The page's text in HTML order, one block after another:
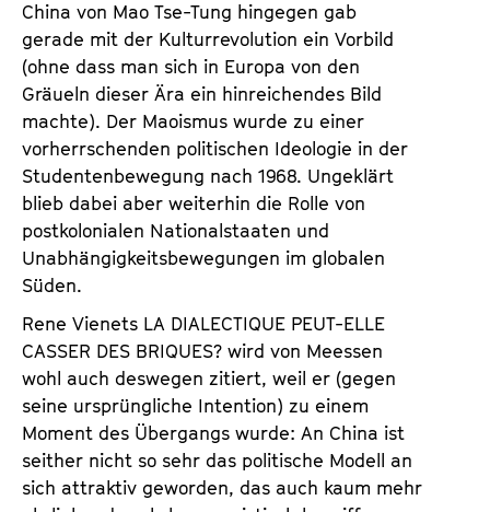
China von Mao Tse-Tung hingegen gab
gerade mit der Kulturrevolution ein Vorbild
(ohne dass man sich in Europa von den
Gräueln dieser Ära ein hinreichendes Bild
machte). Der Maoismus wurde zu einer
vorherrschenden politischen Ideologie in der
Studentenbewegung nach 1968. Ungeklärt
blieb dabei aber weiterhin die Rolle von
postkolonialen Nationalstaaten und
Unabhängigkeitsbewegungen im globalen
Süden.
Rene Vienets LA DIALECTIQUE PEUT-ELLE
CASSER DES BRIQUES? wird von Meessen
wohl auch deswegen zitiert, weil er (gegen
seine ursprüngliche Intention) zu einem
Moment des Übergangs wurde: An China ist
seither nicht so sehr das politische Modell an
sich attraktiv geworden, das auch kaum mehr